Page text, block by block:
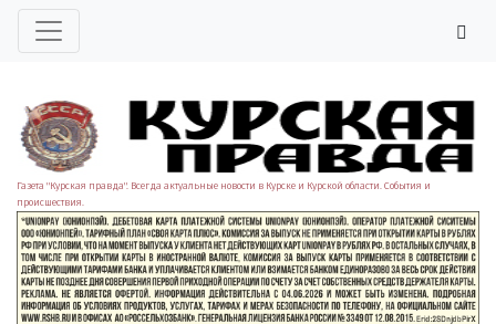
Газета "Курская правда". Всегда актуальные новости в Курске и Курской области. События и
происшествия.